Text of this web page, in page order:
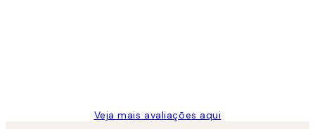
Veja mais avaliações aqui